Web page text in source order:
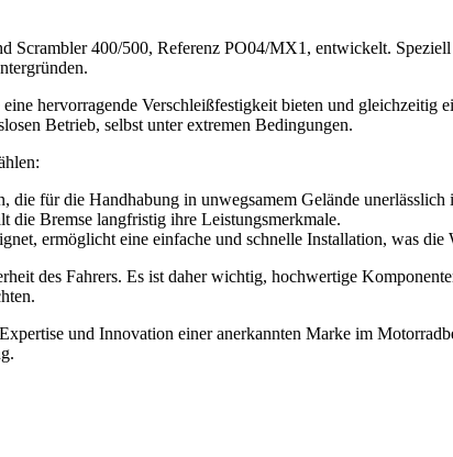
Scrambler 400/500, Referenz PO04/MX1, entwickelt.
hervorragende Verschleißfestigkeit bieten und gleichzeitig
Betrieb, selbst unter extremen Bedingungen.
die für die Handhabung in unwegsamem Gelände unerlässlich
die Bremse langfristig ihre Leistungsmerkmale.
ermöglicht eine einfache und schnelle Installation, was die
des Fahrers. Es ist daher wichtig, hochwertige
und Innovation einer anerkannten Marke im